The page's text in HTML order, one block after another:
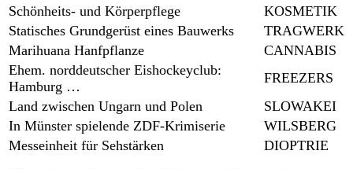
Schönheits- und Körperpflege
KOSMETIK
Statisches Grundgerüst eines Bauwerks
TRAGWERK
Marihuana Hanfpflanze
CANNABIS
Ehem. norddeutscher Eishockeyclub:
Hamburg …
FREEZERS
Land zwischen Ungarn und Polen
SLOWAKEI
In Münster spielende ZDF-Krimiserie
WILSBERG
Messeinheit für Sehstärken
DIOPTRIE